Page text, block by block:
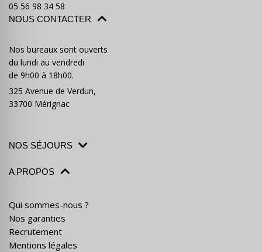
05 56 98 34 58
NOUS CONTACTER
Nos bureaux sont ouverts
du lundi au vendredi
de 9h00 à 18h00.
325 Avenue de Verdun,
33700 Mérignac
NOS SÉJOURS
A PROPOS
Qui sommes-nous ?
Nos garanties
Recrutement
Mentions légales